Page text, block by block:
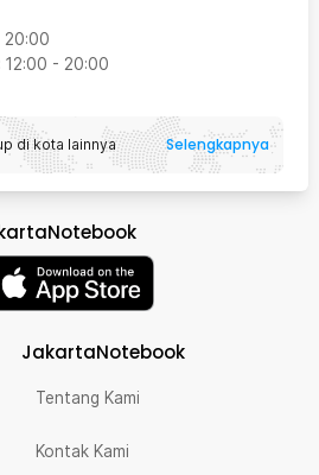
20:00
12:00 - 20:00
di kota lainnya Selengkapnya
JakartaNotebook
Tentang Kami
Kontak Kami